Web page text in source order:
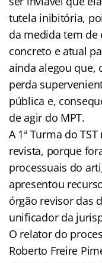
tutela inibitória,
da medida tem de
concreto e atual
ainda alegou que,
perda
pública e,
de agir do MPT.
A 1ª Turma do
revista, porque
processuais do
apresentou
órgão revisor das
unificador da
O relator do
Roberto Freire